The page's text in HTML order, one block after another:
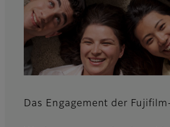
Das Engagement der